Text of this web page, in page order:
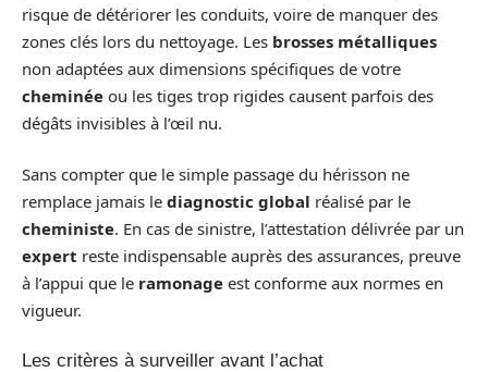
risque de détériorer les conduits, voire de manquer des
zones clés lors du nettoyage. Les brosses métalliques
non adaptées aux dimensions spécifiques de votre
cheminée ou les tiges trop rigides causent parfois des
dégâts invisibles à l’œil nu.
Sans compter que le simple passage du hérisson ne
remplace jamais le diagnostic global réalisé par le
cheministe. En cas de sinistre, l’attestation délivrée par un
expert reste indispensable auprès des assurances, preuve
à l’appui que le ramonage est conforme aux normes en
vigueur.
Les critères à surveiller avant l’achat